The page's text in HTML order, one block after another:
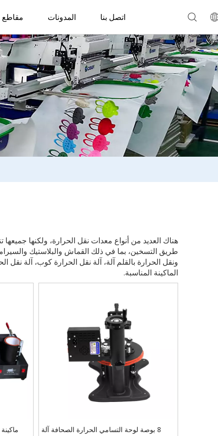
مقاطع المدونات اتصل بنا
هناك العديد من أنواع معدات نقل الحرارة، ولكنها
طريق التسخين، بما في ذلك القماش والبلاستيك
ونقل الحرارة بالقلم آلة، آلة نقل الحرارة كوب، آلة
الماكينة المناسبة.
ماكينة ضغط
8 بوصة لوحة التسامي الحرارة الصحافة آلة